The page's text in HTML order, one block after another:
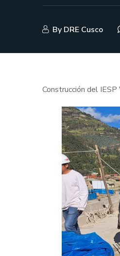
By DRE Cusco
Construcción del